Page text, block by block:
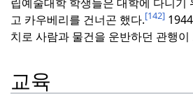
고 카우베리를 건너곤 했다.[142]
치로 사람과 물건을 운반하던 관행이
교육